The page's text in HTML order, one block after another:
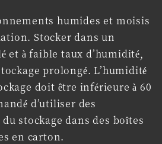
humides et moisis
Stocker dans un
et à faible taux d’humidité,
prolongé. L’humidité
doit être inférieure à 60
d’utiliser des
stockage dans des boîtes
en carton.